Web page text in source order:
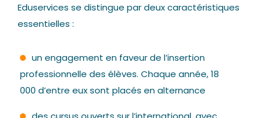
Eduservices se distingue par deux caractéristiques
essentielles :
un engagement en faveur de l’insertion
professionnelle des élèves. Chaque année, 18
000 d’entre eux sont placés en alternance